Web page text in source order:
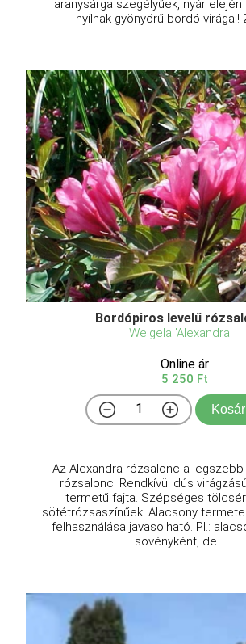
aranysárga szegélyűek, nyár
nyílnak gyönyörű bordó virágai!
Bordópiros levelű
Weigela 'Alexandra'
Online ár
5 250 Ft
Az Alexandra rózsalonc a
rózsalonc! Rendkívül dús
termetű fajta. Szépséges
sötétrózsaszínűek. Alacsony
felhasználása javasolható. Pl.:
sövényként, de ...